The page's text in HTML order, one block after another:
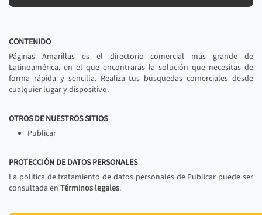
CONTENIDO
Páginas Amarillas es el directorio comercial más grande de
Latinoamérica, en el que encontrarás la solución que necesitas de
forma rápida y sencilla. Realiza tus búsquedas comerciales desde
cualquier lugar y dispositivo.
OTROS DE NUESTROS SITIOS
Publicar
PROTECCIÓN DE DATOS PERSONALES
La política de tratamiento de datos personales de Publicar puede ser
consultada en Términos legales.